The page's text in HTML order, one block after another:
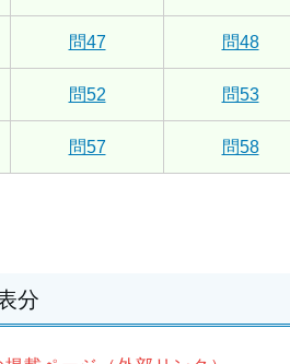
問47 問48
問52 問53
問57 問58
分